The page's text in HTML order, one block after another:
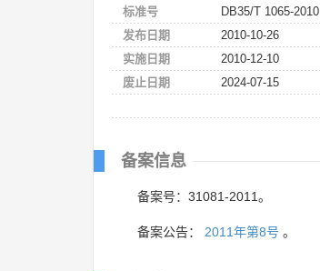
标准号
DB35/T 1065-2010
发布日期
2010-10-26
实施日期
2010-12-10
废止日期
2024-07-15
备案信息
备案号：31081-2011。
备案公告： 2011年第8号 。